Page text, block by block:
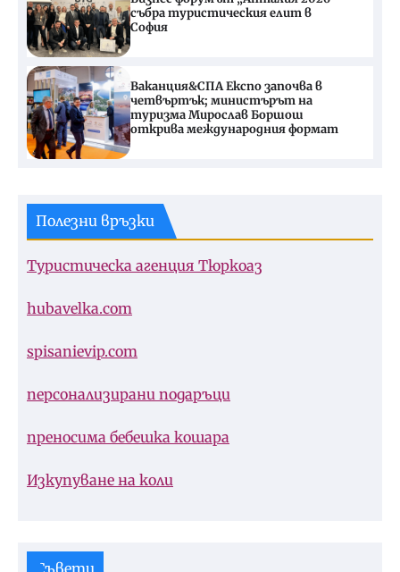
събра туристическия елит в
София
Ваканция&СПА Експо започва в
четвъртък; министърът на
туризма Мирослав Боршош
открива международния формат
Полезни връзки
Туристическа агенция Тюркоаз
hubavelka.com
spisanievip.com
персонализирани подаръци
преносима бебешка кошара
Изкупуване на коли